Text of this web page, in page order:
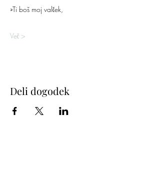
»Ti boš moj valček,
Več >
Deli dogodek